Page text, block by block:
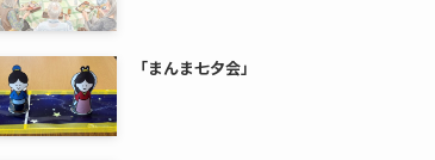
「まんま七夕会」